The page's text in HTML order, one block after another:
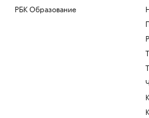
Life
РБК Образование